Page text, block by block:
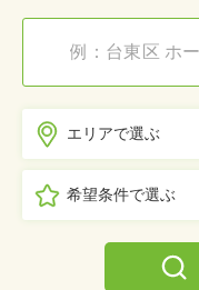
エリアで選ぶ
希望条件で選ぶ